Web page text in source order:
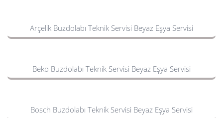
Arçelik Buzdolabı Teknik Servisi Beyaz Eşya Servisi
Beko Buzdolabı Teknik Servisi Beyaz Eşya Servisi
Bosch Buzdolabı Teknik Servisi Beyaz Eşya Servisi